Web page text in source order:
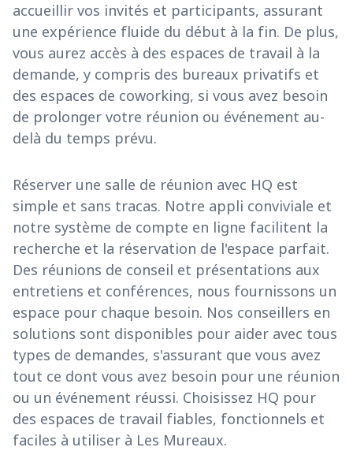
accueillir vos invités et participants, assurant
une expérience fluide du début à la fin. De plus,
vous aurez accès à des espaces de travail à la
demande, y compris des bureaux privatifs et
des espaces de coworking, si vous avez besoin
de prolonger votre réunion ou événement au-
delà du temps prévu.
Réserver une salle de réunion avec HQ est
simple et sans tracas. Notre appli conviviale et
notre système de compte en ligne facilitent la
recherche et la réservation de l'espace parfait.
Des réunions de conseil et présentations aux
entretiens et conférences, nous fournissons un
espace pour chaque besoin. Nos conseillers en
solutions sont disponibles pour aider avec tous
types de demandes, s'assurant que vous avez
tout ce dont vous avez besoin pour une réunion
ou un événement réussi. Choisissez HQ pour
des espaces de travail fiables, fonctionnels et
faciles à utiliser à Les Mureaux.